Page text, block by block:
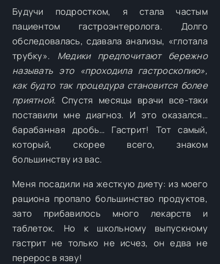
Будучи подростком, я стала частым
пациентом гастроэнтеролога. Долго
обследовалась, сдавала анализы, «глотала
трубку». Медики предпочитают бережно
называть это «проходила гастроскопию»,
как будто так процедура становится более
приятной. Спустя месяцы врачи все-таки
поставили мне диагноз. И это оказался…
барабанная дробь… Гастрит! Тот самый,
который, скорее всего, знаком
большинству из вас.
Меня посадили на жесткую диету: из моего
рациона пропало большинство продуктов,
зато прибавилось много лекарств и
таблеток. Но к школьному выпускному
гастрит не только не исчез, он едва не
перерос в язву!